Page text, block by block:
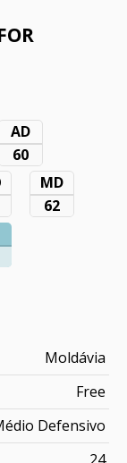
AD
60
MD
62
Moldávia
Free
Defensivo